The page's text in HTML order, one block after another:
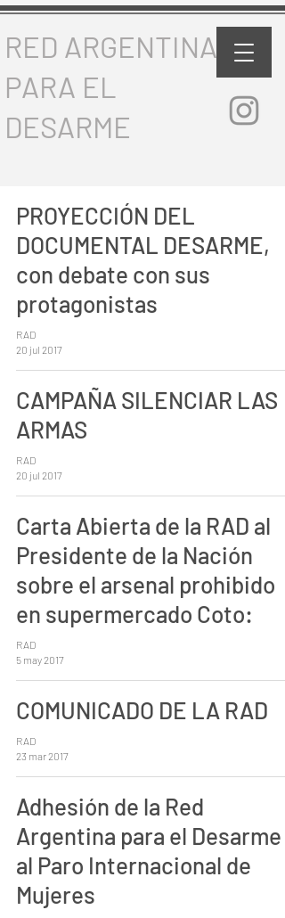
RED ARGENTINA
PARA EL
DESARME
PROYECCIÓN DEL
DOCUMENTAL DESARME,
con debate con sus
protagonistas
RAD
20 jul 2017
CAMPAÑA SILENCIAR LAS
ARMAS
RAD
20 jul 2017
Carta Abierta de la RAD al
Presidente de la Nación
sobre el arsenal prohibido
en supermercado Coto:
RAD
5 may 2017
COMUNICADO DE LA RAD
RAD
23 mar 2017
Adhesión de la Red
Argentina para el Desarme
al Paro Internacional de
Mujeres